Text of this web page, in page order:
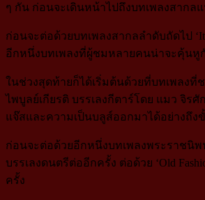
ๆ กัน ก่อนจะเดินหน้าไปถึงบทเพลงสากลแ
ก่อนจะต่อด้วยบทเพลงสากลลำดับถัดไป ‘It
อีกหนึ่งบทเพลงที่ผู้ชมหลายคนน่าจะคุ้นหูกั
ในช่วงสุดท้ายก็ได้เริ่มต้นด้วยที่บทเพลงที่
ไพบูลย์เกียรติ บรรเลงกีตาร์โดย แมว จิร
แจ๊สและความเป็นบลูส์ออกมาได้อย่างถึง
ก่อนจะต่อด้วยอีกหนึ่งบทเพลงพระราชนิพ
บรรเลงดนตรีต่ออีกครั้ง ต่อด้วย ‘Old
ครั้ง